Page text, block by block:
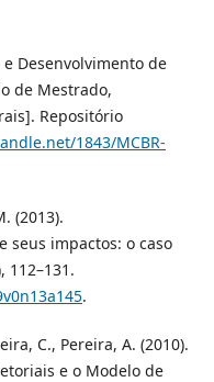
e Desenvolvimento de
de Mestrado,
Repositório
1843/MCBR-
(2013).
seus impactos: o caso
112–131.
.
C., Pereira, A. (2010).
e o Modelo de